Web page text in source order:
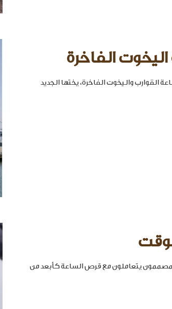
اليخوت الفاخرة
واليخوت الفاخرة، يختها الجديد
يتعاملون مع قرص الساعة كأبعد من